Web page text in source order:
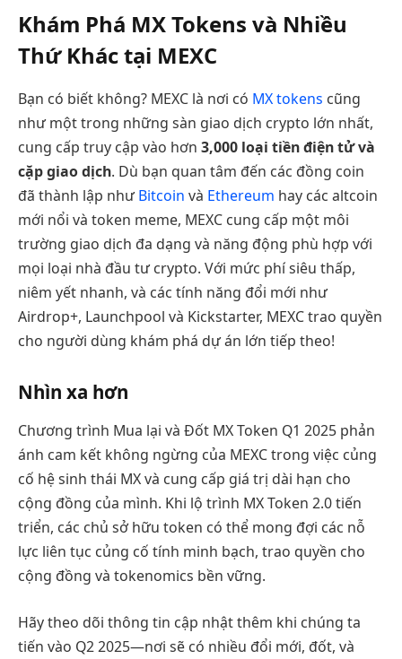
Khám Phá MX Tokens và Nhiều
Thứ Khác tại MEXC
Bạn có biết không? MEXC là nơi có MX tokens cũng
như một trong những sàn giao dịch crypto lớn nhất,
cung cấp truy cập vào hơn 3,000 loại tiền điện tử và
cặp giao dịch. Dù bạn quan tâm đến các đồng coin
đã thành lập nhưBitcoin và Ethereum hay các altcoin
mới nổi và token meme, MEXC cung cấp một môi
trường giao dịch đa dạng và năng động phù hợp với
mọi loại nhà đầu tư crypto. Với mức phí siêu thấp,
niêm yết nhanh, và các tính năng đổi mới như
Airdrop+, Launchpool và Kickstarter, MEXC trao quyền
cho người dùng khám phá dự án lớn tiếp theo!
Nhìn xa hơn
Chương trình Mua lại và Đốt MX Token Q1 2025 phản
ánh cam kết không ngừng của MEXC trong việc củng
cố hệ sinh thái MX và cung cấp giá trị dài hạn cho
cộng đồng của mình. Khi lộ trình MX Token 2.0 tiến
triển, các chủ sở hữu token có thể mong đợi các nỗ
lực liên tục củng cố tính minh bạch, trao quyền cho
cộng đồng và tokenomics bền vững.
Hãy theo dõi thông tin cập nhật thêm khi chúng ta
tiến vào Q2 2025—nơi sẽ có nhiều đổi mới, đốt, và